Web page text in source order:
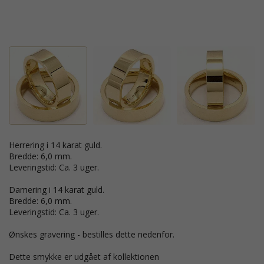
Herrering i 14 karat guld.
Bredde: 6,0 mm.
Leveringstid: Ca. 3 uger.
Damering i 14 karat guld.
Bredde: 6,0 mm.
Leveringstid: Ca. 3 uger.
Ønskes gravering - bestilles dette nedenfor.
Dette smykke er udgået af kollektionen